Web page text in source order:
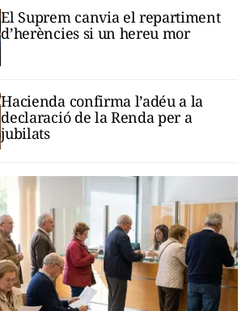
El Suprem canvia el repartiment
d’herències si un hereu mor
Hacienda confirma l’adéu a la
declaració de la Renda per a
jubilats